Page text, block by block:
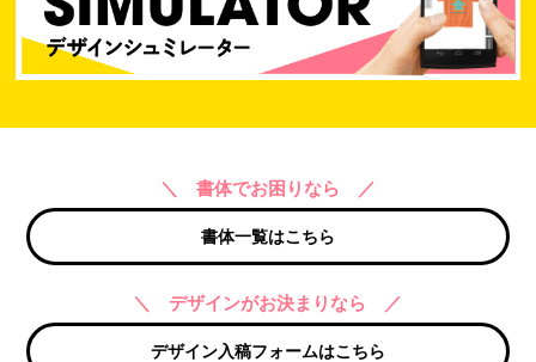
＼ 書体でお困りなら ／
書体一覧はこちら
＼ デザインがお決まりなら ／
デザイン入稿フォームはこちら